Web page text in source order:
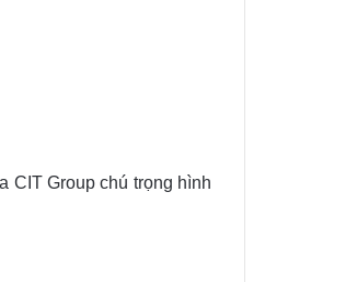
CIT Group chú trọng hình